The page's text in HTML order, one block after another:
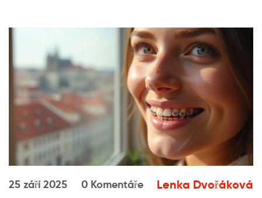
25 září 2025 0 Komentáře Lenka Dvořáková